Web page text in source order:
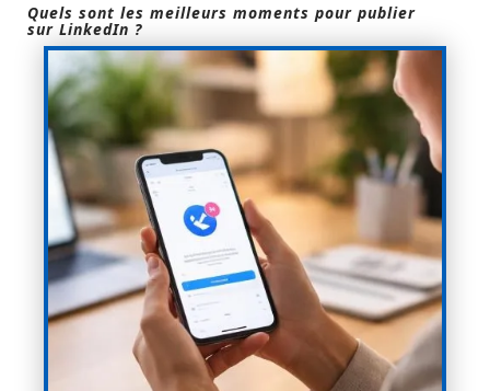
Quels sont les meilleurs moments pour publier
sur LinkedIn ?